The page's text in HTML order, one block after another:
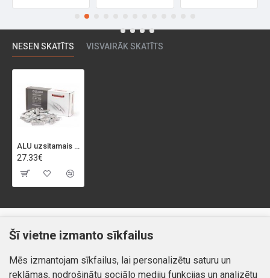
NESEN SKATĪTS VISVAIRĀK SKATĪTS
ALU uzsitamais balansēšanas atsvars lietajiem diskiem, 60g (50gb)
27.33€
Klientiem
Kontakti
Preču atgriešana
Piegāde un apmaksa
Atteikuma tiesības
Šī vietne izmanto sīkfailus
Mēs izmantojam sīkfailus, lai personalizētu saturu un
reklāmas, nodrošinātu sociālo mediju funkcijas un analizētu